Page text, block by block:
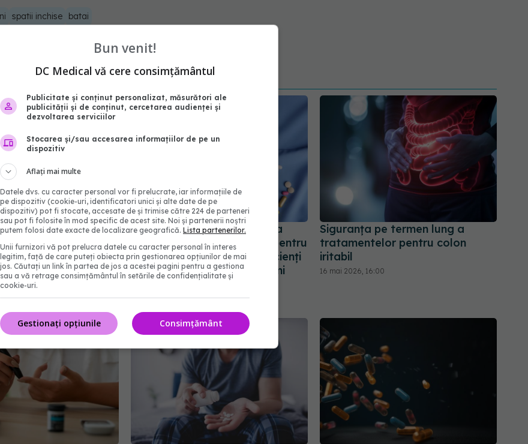
spatii inchise batai
pentru ficat gras,
negative
Cum aleg medicii combinația
potrivită de medicamente pentru
hipertensiune. De ce doi pacienți
cu aceeași tensiune pot primi
tratamente diferite
06 aug 2026, 16:19
Siguranța pe termen lung a
tratamentelor pentru colon
iritabil
16 mai 2026, 16:00
Bun venit!
DC Medical vă cere consimțământul
Publicitate și conținut personalizat, măsurători ale
publicității și de conținut, cercetarea audienței și
dezvoltarea serviciilor
Stocarea și/sau accesarea informațiilor de pe un
dispozitiv
Aflați mai multe
Datele dvs. cu caracter personal vor fi prelucrate, iar informațiile de
pe dispozitiv (cookie-uri, identificatori unici și alte date de pe
dispozitiv) pot fi stocate, accesate de și trimise către 224 de parteneri
sau pot fi folosite în mod specific de acest site. Noi și partenerii noștri
putem folosi date exacte de localizare geografică. Lista partenerilor.
Unii furnizori vă pot prelucra datele cu caracter personal în interes
legitim, față de care puteți obiecta prin gestionarea opțiunilor de mai
jos. Căutați un link în partea de jos a acestei pagini pentru a gestiona
sau a vă retrage consimțământul în setările de confidențialitate și
cookie-uri.
Consimțământ
Gestionați opțiunile